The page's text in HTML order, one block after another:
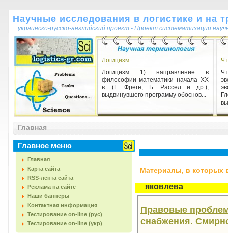
Научные исследования в логистике и на
украинско-русско-английский проект - Проект систематизации
Логицизм
Логицизм 1) направление в
философии математики начала XX
в. (Г. Фреге, Б. Рассел и др.),
выдвинувшего программу обоснов...
Организация научной деятельности
совокупность форм и методов,
направленных на эффективное
Главная
Главное меню
Главная
Карта сайта
RSS-лента сайта
Реклама на сайте
Наши баннеры
Контактная информация
Тестирование on-line (рус)
Тестирование on-line (укр)
Материалы, в которых
яковлева
Правовые
снабжения.